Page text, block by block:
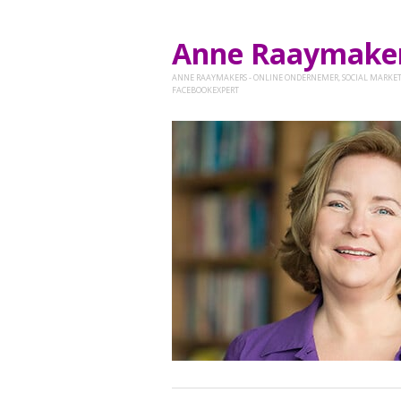
Anne
ANNE RAAYMAKERS - ONLINE ONDERNEMER, SOCIAL
FACEBOOKEXPERT